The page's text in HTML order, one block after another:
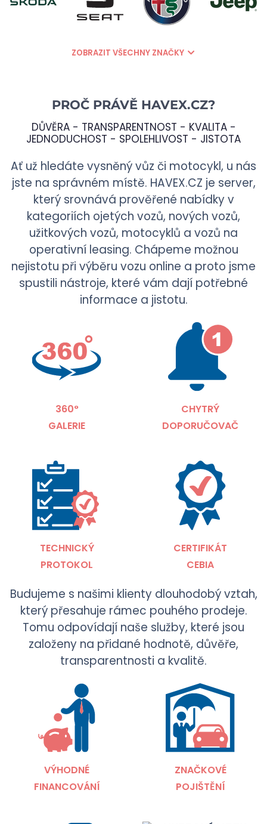
ZOBRAZIT VŠECHNY ZNAČKY
PROČ PRÁVĚ HAVEX.CZ?
DŮVĚRA - TRANSPARENTNOST - KVALITA -
JEDNODUCHOST - SPOLEHLIVOST - JISTOTA
Ať už hledáte vysněný vůz či motocykl, u nás
jste na správném místě. HAVEX.CZ je server,
který srovnává prověřené nabídky v
kategoriích ojetých vozů, nových vozů,
užitkových vozů, motocyklů a vozů na
operativní leasing. Chápeme možnou
nejistotu při výběru vozu online a proto jsme
spustili nástroje, které vám dají potřebné
informace a jistotu.
360°
GALERIE
CHYTRÝ
DOPORUČOVAČ
TECHNICKÝ
PROTOKOL
CERTIFIKÁT
CEBIA
Budujeme s našimi klienty dlouhodobý vztah,
který přesahuje rámec pouhého prodeje.
Tomu odpovídají naše služby, které jsou
založeny na přidané hodnotě, důvěře,
transparentnosti a kvalitě.
VÝHODNÉ
FINANCOVÁNÍ
ZNAČKOVÉ
POJIŠTĚNÍ